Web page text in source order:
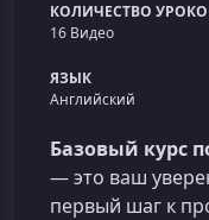
КОЛИЧЕСТВО
16 Видео
ЯЗЫК
Английский
Базовый курс
— это ваш
первый шаг к